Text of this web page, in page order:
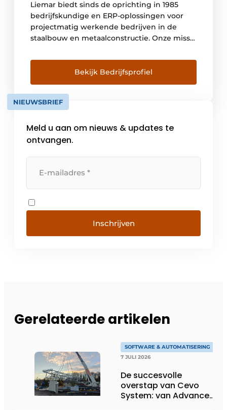
Liemar biedt sinds de oprichting in 1985
bedrijfskundige en ERP-oplossingen voor
projectmatig werkende bedrijven in de
staalbouw en metaalconstructie. Onze missie
te optimaliseren en samen meer inzicht te
creëren. Dat leidt tot meer rust en
rendement, zowel bij de ondernemer als bij
werknemers. Met het ‘Nieuwe Rendement
[…]
Bekijk Bedrijfsprofiel
NIEUWSBRIEF
Meld u aan om nieuws & updates te
ontvangen.
Inschrijven
Gerelateerde artikelen
SOFTWARE & AUTOMATISERING
7 JULI 2026
De succesvolle
overstap van Cevo
System: van Advance